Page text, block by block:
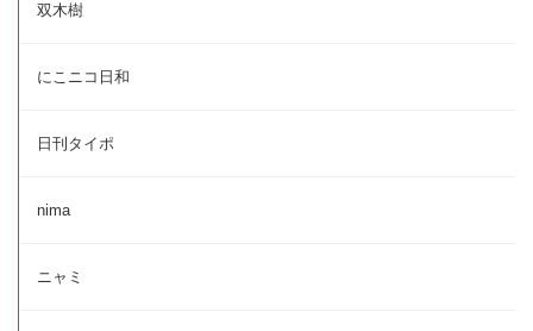
双木樹
にこニコ日和
日刊タイポ
nima
ニャミ